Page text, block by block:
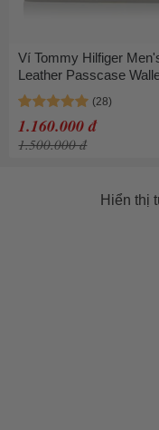
Ví Tommy Hilfiger
Leather Passcase
Màu Xanh Olive
1.160.000 đ
1.500.000 đ
Hiển thị